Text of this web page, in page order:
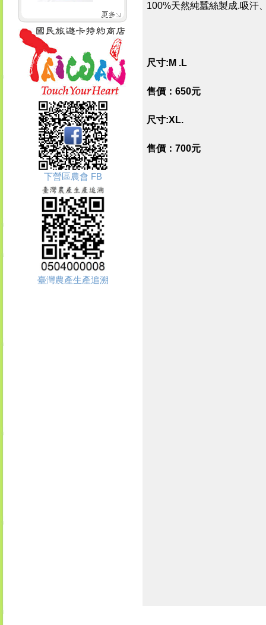
下營區農會 FB
臺灣農產生產追溯
100%天然純蠶絲製成.吸汗
尺寸:M .L
售價：650元
尺寸:XL.
售價：700元